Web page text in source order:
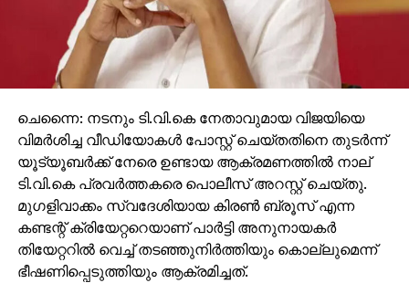
ചെന്നൈ: നടനും ടി.വി.കെ നേതാവുമായ വിജയിയെ
വിമര്‍ശിച്ച വീഡിയോകള്‍ പോസ്റ്റ് ചെയ്തതിനെ തുടര്‍ന്ന്
യൂട്യൂബര്‍ക്ക് നേരെ ഉണ്ടായ ആക്രമണത്തില്‍ നാല്
ടി.വി.കെ പ്രവര്‍ത്തകരെ പൊലീസ് അറസ്റ്റ് ചെയ്തു.
മുഗളിവാക്കം സ്വദേശിയായ കിരണ്‍ ബ്രൂസ് എന്ന
കണ്ടന്റ് ക്രിയേറ്ററെയാണ് പാര്‍ട്ടി അനുനായകര്‍
തിയേറ്ററില്‍ വെച്ച് തടഞ്ഞുനിര്‍ത്തിയും കൊല്ലുമെന്ന്
ഭീഷണിപ്പെടുത്തിയും ആക്രമിച്ചത്.